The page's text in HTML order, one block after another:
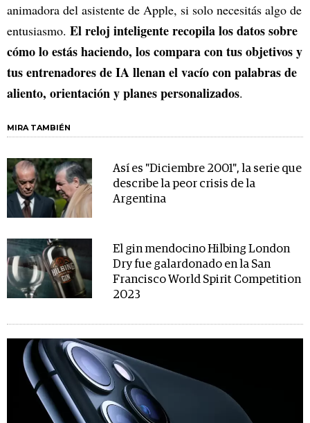
animadora del asistente de Apple, si solo necesitás algo de
entusiasmo. El reloj inteligente recopila los datos sobre
cómo lo estás haciendo, los compara con tus objetivos y
tus entrenadores de IA llenan el vacío con palabras de
aliento, orientación y planes personalizados.
MIRA TAMBIÉN
Así es "Diciembre 2001", la serie que
describe la peor crisis de la
Argentina
El gin mendocino Hilbing London
Dry fue galardonado en la San
Francisco World Spirit Competition
2023